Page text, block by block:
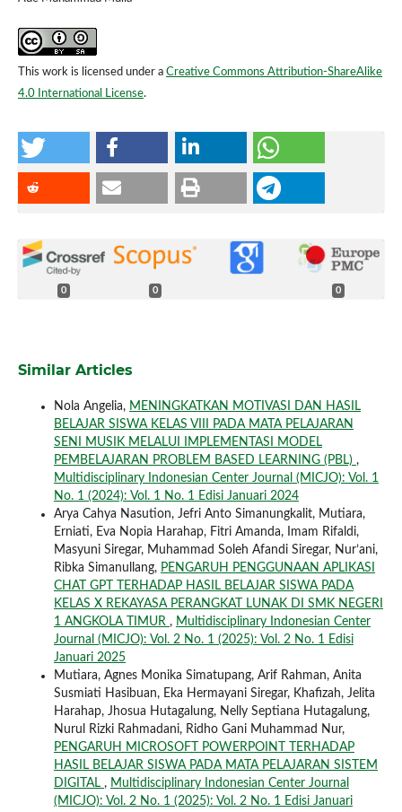
This work is licensed under a Creative Commons Attribution-ShareAlike
4.0 International License.
0 0 0
Similar Articles
Nola Angelia, MENINGKATKAN MOTIVASI DAN HASIL
BELAJAR SISWA KELAS VIII PADA MATA PELAJARAN
SENI MUSIK MELALUI IMPLEMENTASI MODEL
PEMBELAJARAN PROBLEM BASED LEARNING (PBL) ,
Multidisciplinary Indonesian Center Journal (MICJO): Vol. 1
No. 1 (2024): Vol. 1 No. 1 Edisi Januari 2024
Arya Cahya Nasution, Jefri Anto Simanungkalit, Mutiara,
Erniati, Eva Nopia Harahap, Fitri Amanda, Imam Rifaldi,
Masyuni Siregar, Muhammad Soleh Afandi Siregar, Nur’ani,
Ribka Simanullang, PENGARUH PENGGUNAAN APLIKASI
CHAT GPT TERHADAP HASIL BELAJAR SISWA PADA
KELAS X REKAYASA PERANGKAT LUNAK DI SMK NEGERI
1 ANGKOLA TIMUR , Multidisciplinary Indonesian Center
Journal (MICJO): Vol. 2 No. 1 (2025): Vol. 2 No. 1 Edisi
Januari 2025
Mutiara, Agnes Monika Simatupang, Arif Rahman, Anita
Susmiati Hasibuan, Eka Hermayani Siregar, Khafizah, Jelita
Harahap, Jhosua Hutagalung, Nelly Septiana Hutagalung,
Nurul Rizki Rahmadani, Ridho Gani Muhammad Nur,
PENGARUH MICROSOFT POWERPOINT TERHADAP
HASIL BELAJAR SISWA PADA MATA PELAJARAN SISTEM
DIGITAL , Multidisciplinary Indonesian Center Journal
(MICJO): Vol. 2 No. 1 (2025): Vol. 2 No. 1 Edisi Januari